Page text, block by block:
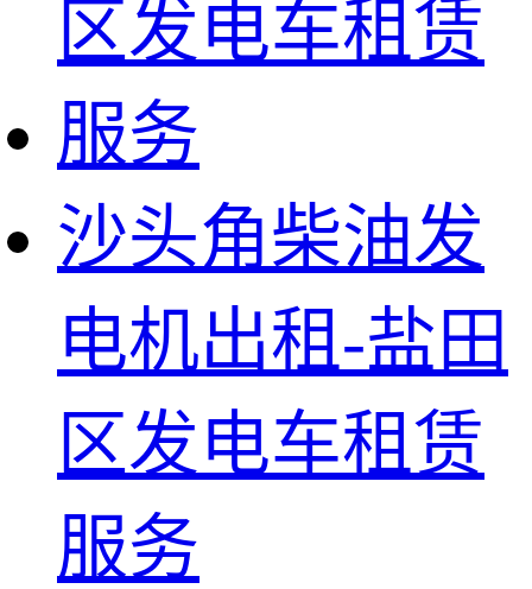
沙头角柴油发
电机出租-盐田
区发电车租赁
服务